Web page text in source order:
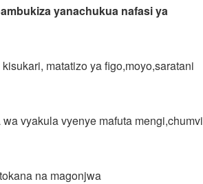
yanachukua nafasi ya
matatizo ya figo,moyo,saratani
vyakula vyenye mafuta mengi,chumvi
na magonjwa